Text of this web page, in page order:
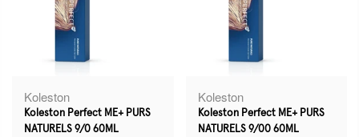
Koleston
Koleston Perfect ME+ PURS
NATURELS 9/0 60ML
Koleston
Koleston Perfect ME+ PURS
NATURELS 9/00 60ML